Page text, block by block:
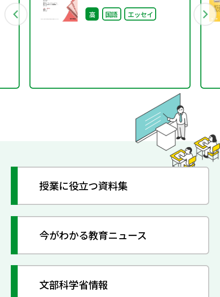
号）
高 国語 エッセイ
授業に役立つ資料集
今がわかる教育ニュース
文部科学省情報